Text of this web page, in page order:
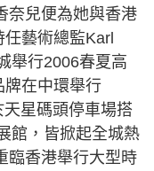
奈兒便為她與香港
藝術總監Karl
舉行2006春夏高
牌在中環舉行
天星碼頭停車場搭
館，皆掀起全城熱
臨香港舉行大型時